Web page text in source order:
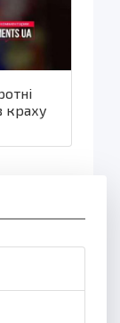
краху